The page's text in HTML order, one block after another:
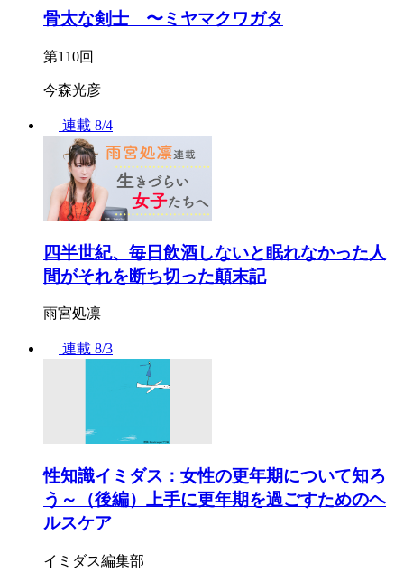
骨太な剣士 〜ミヤマクワガタ
第110回
今森光彦
連載 8/4
四半世紀、毎日飲酒しないと眠れなかった人
間がそれを断ち切った顛末記
雨宮処凛
連載 8/3
性知識イミダス：女性の更年期について知ろ
う～（後編）上手に更年期を過ごすためのヘ
ルスケア
イミダス編集部